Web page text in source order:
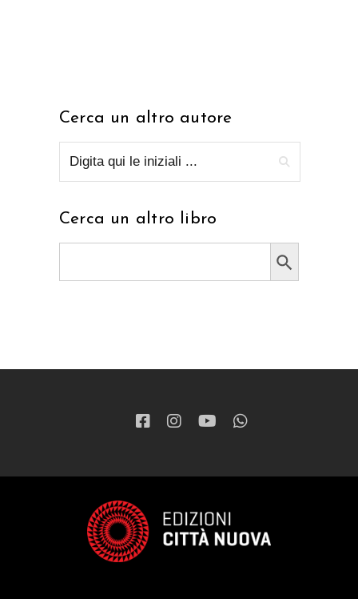
Cerca un altro autore
Cerca un altro libro
Search Button